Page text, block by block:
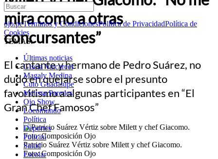
ojo.peTérminos y CondicionesPolítica de PrivacidadPolítica de
Cookies
TEMAS:
Últimas noticias
Gisela Valcarcel
Magaly Medina
Cuto Guadalupe
Melissa Paredes
Ojo Show
Locomundo
Política
Deportes
Policial
Salud
Escolar
mira como a otras
concursantes”
El cantante y hermano de Pedro Suárez, no
dudó en quejarse sobre el presunto
favoritismo a algunas participantes en “El
Gran Chef Famosos”
Patricio Suárez Vértiz sobre Milett y chef Giacomo.
Foto: Composición Ojo